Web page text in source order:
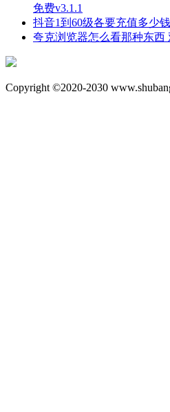
免费v3.1.1
抖音1到60级各要充值多少
夸克浏览器怎么看那种东西
Copyright ©2020-2030